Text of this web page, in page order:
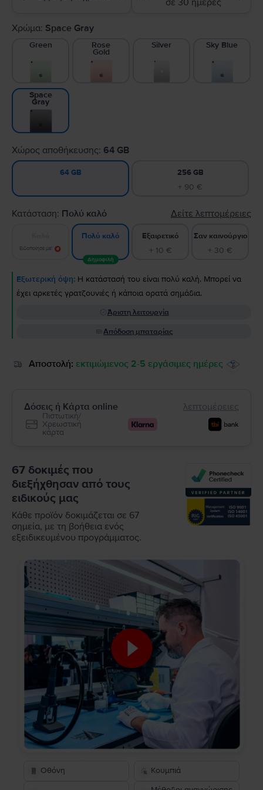
σε 30 ημέρες
Χρώμα: Space Gray
Green Rose
Gold
Silver Sky Blue
Space
Gray
Χώρος αποθήκευσης: 64 GB
64 GB 256 GB
+ 90 €
Κατάσταση: Πολύ καλό Δείτε λεπτομέρειες
Ειδοποίησε με!
Πολύ καλό
Δημοφιλή
Εξαιρετικό
+ 10 €
Σαν καινούργιο
+ 30 €
Εξωτερική όψη: Η κατάστασή του είναι πολύ καλή. Μπορεί να
έχει αρκετές γρατζουνιές ή κάποια ορατά σημάδια.
Άριστη λειτουργία
Απόδοση μπαταρίας
Αποστολή: εκτιμώμενος 2-5 εργάσιμες ημέρες
Δόσεις ή Κάρτα online λεπτομέρειες
Πιστωτική/
Χρεωστική
κάρτα
67 δοκιμές που
διεξήχθησαν από τους
ειδικούς μας
Κάθε προϊόν δοκιμάζεται σε 67
σημεία, με τη βοήθεια ενός
εξειδικευμένου προγράμματος.
Οθόνη Κουμπιά